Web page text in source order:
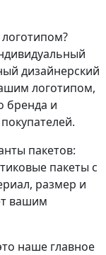
дизайнерский
логотипом,
бренда и
пакетов:
пакеты с
размер и
вашим
наше главное